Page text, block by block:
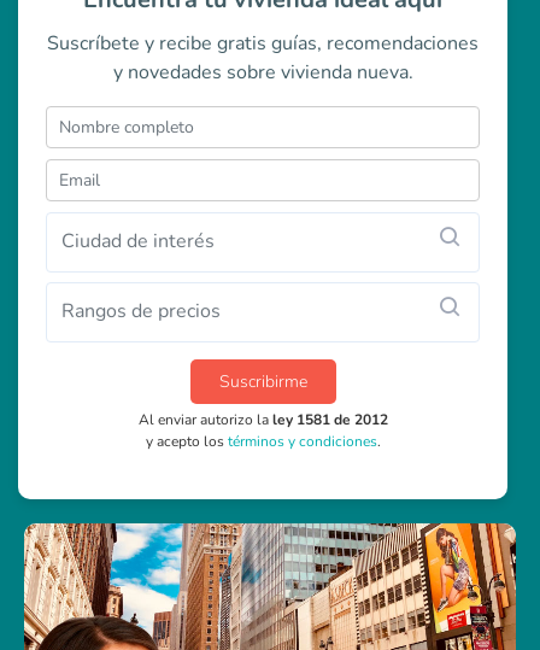
Suscríbete y recibe gratis guías, recomendaciones
y novedades sobre vivienda nueva.
Ciudad de interés
Rangos de precios
Suscribirme
Al enviar autorizo laley 1581 de 2012
y acepto lostérminos y condiciones.